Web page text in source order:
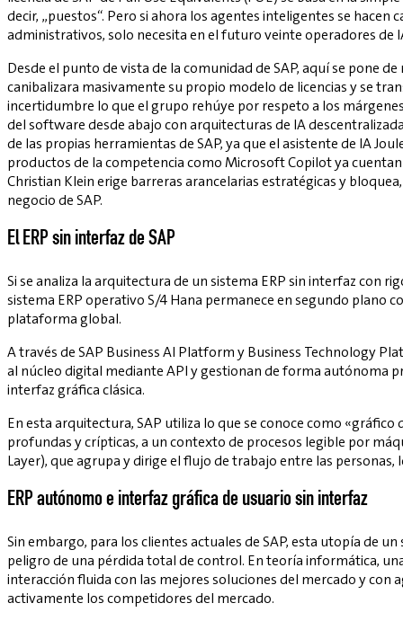
decir, „puestos“. Pero si ahora los agentes inteligentes se
administrativos, solo necesita en el futuro veinte operadores de
Desde el punto de vista de la comunidad de SAP, aquí se pone
canibalizara masivamente su propio modelo de licencias y se
incertidumbre lo que el grupo rehúye por respeto a los
del software desde abajo con arquitecturas de IA
de las propias herramientas de SAP, ya que el asistente de IA
productos de la competencia como Microsoft Copilot ya
Christian Klein erige barreras arancelarias estratégicas y
negocio de SAP.
El ERP sin interfaz de SAP
Si se analiza la arquitectura de un sistema ERP sin interfaz con
sistema ERP operativo S/4 Hana permanece en segundo plano
plataforma global.
A través de SAP Business AI Platform y Business Technology
al núcleo digital mediante API y gestionan de forma autónoma
interfaz gráfica clásica.
En esta arquitectura, SAP utiliza lo que se conoce como
profundas y crípticas, a un contexto de procesos legible por
Layer), que agrupa y dirige el flujo de trabajo entre las
ERP autónomo e interfaz gráfica de usuario sin interfaz
Sin embargo, para los clientes actuales de SAP, esta utopía de
peligro de una pérdida total de control. En teoría informática,
interacción fluida con las mejores soluciones del mercado y
activamente los competidores del mercado.